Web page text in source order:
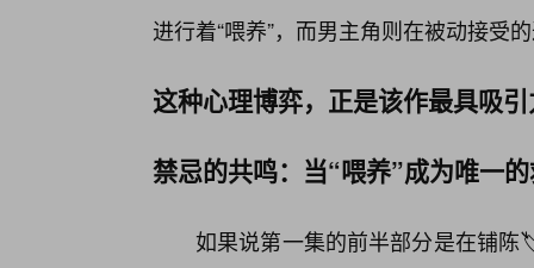
进行着“喂养”，而男主角则在被动接受
这种心理博弈，正是该作最具吸
禁忌的共鸣：当“喂养”成为唯一
如果说第一集的前半部分是在铺